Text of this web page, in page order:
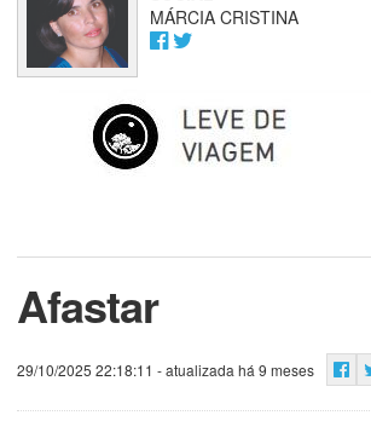
MÁRCIA CRISTINA
Afastar
29/10/2025 22:18:11 - atualizada há 9 meses